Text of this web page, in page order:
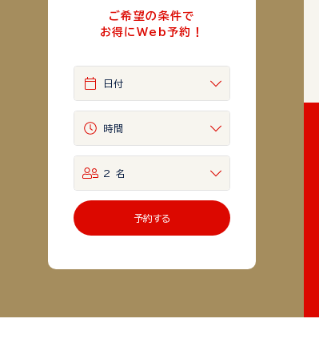
ご希望の条件で
お得にWeb予約！
日付
時間
2 名
予約する